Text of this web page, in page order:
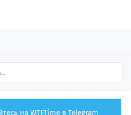
на WTFTime в Telegram